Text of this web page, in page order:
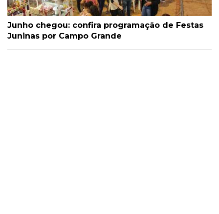
Junho chegou: confira programação de Festas
Juninas por Campo Grande